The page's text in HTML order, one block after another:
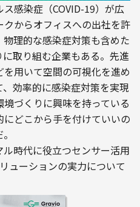
感染症（COVID-19）が広
からオフィスへの出社を許
理的な感染症対策も含めた
取り組む企業もある。先進
用いて空間の可視化を進め
効率的に感染症対策を実現
づくりに興味を持っている
どこから手を付けていいの
時代に役立つセンサー活用
ューションの実力について